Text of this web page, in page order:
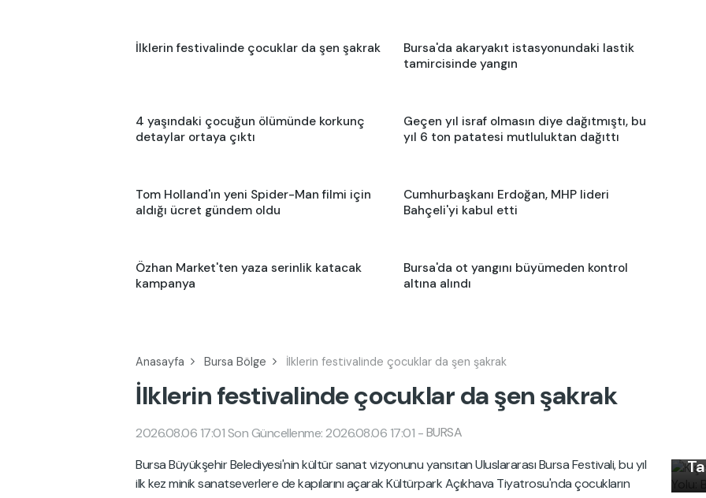
İlklerin festivalinde çocuklar da şen şakrak
Bursa'da akaryakıt istasyonundaki lastik
tamircisinde yangın
4 yaşındaki çocuğun ölümünde korkunç
detaylar ortaya çıktı
Geçen yıl israf olmasın diye dağıtmıştı, bu
yıl 6 ton patatesi mutluluktan dağıttı
Tom Holland'ın yeni Spider-Man filmi için
aldığı ücret gündem oldu
Cumhurbaşkanı Erdoğan, MHP lideri
Bahçeli'yi kabul etti
Özhan Market'ten yaza serinlik katacak
kampanya
Bursa'da ot yangını büyümeden kontrol
altına alındı
Anasayfa Bursa Bölge İlklerin festivalinde çocuklar da şen şakrak
İlklerin festivalinde çocuklar da şen şakrak
2026.08.06 17:01 Son Güncellenme: 2026.08.06 17:01 -BURSA
Bursa Büyükşehir Belediyesi'nin kültür sanat vizyonunu yansıtan Uluslararası Bursa Festivali, bu yıl
ilk kez minik sanatseverlere de kapılarını açarak Kültürpark Açıkhava Tiyatrosu'nda çocukların